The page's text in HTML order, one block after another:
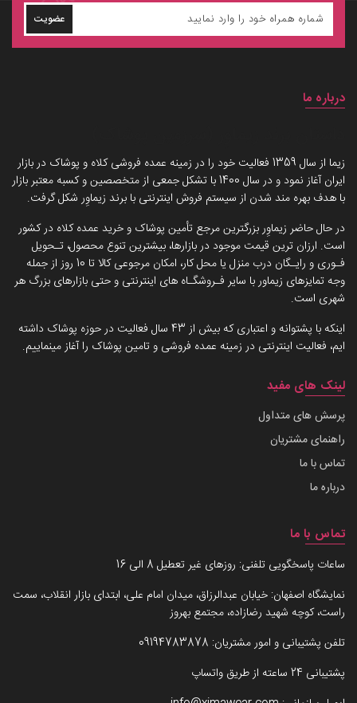
عضویت
درباره ما
زیما از سال 1359 فعالیت خود را در زمینه عمده فروشی کلاه و پوشاک در بازار
ایران آغاز نمود و در سال 1400 با تشکل جمعی از متخصصین و کسبه معتبر بازار
با هدف بهره مند شدن از سیستم فروش اینترنتی با برند زیماوِر شکل گرفت.
در حال حاضر زیماوِر بزرگترین مرجع تأمین پوشاک و خرید عمده کلاه در کشور
است. ارزان ترین قیمت موجود در بازارها، بیشترین تنوع محصول، تـحویل
فـوری و رایـگان درب منزل یا محل کار، امکان مرجوعی کالا تا 10 روز از جمله
وجه تمایزهای زیماور با سایر فـروشگـاه های اینترنتی و حتی بازارهای بزرگ هر
شهری است.
اینکه با پشتوانه و اعتباری که بیش از 43 سال فعالیت در حوزه پوشاک داشته
ایم، فعالیت اینترنتی در زمینه عمده فروشی و تامین پوشاک را آغاز مینماییم.
لینک های مفید
پرسش های متداول
راهنمای مشتریان
تماس با ما
درباره ما
تماس با ما
ساعات پاسخگویی تلفنی: روزهای غیر تعطیل 8 الی 16
نمایشگاه اصفهان: خیابان عبدالرزاق، میدان امام علی، ابتدای بازار انقلاب، سمت
راست، کوچه شهید رضازاده، مجتمع بهروز
تلفن پشتیبانی و امور مشتریان: 09194783878
پشتیبانی 24 ساعته از طریق واتساپ